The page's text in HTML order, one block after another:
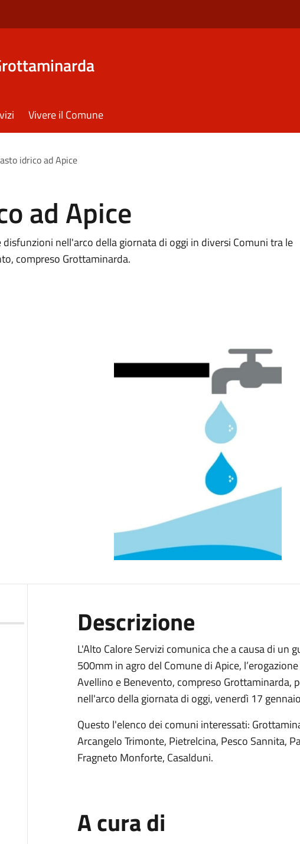
Vivere il Comune
idrico ad Apice
ad Apice
disfunzioni nell'arco della giornata di oggi in diversi Comuni tra le
compreso Grottaminarda.
Descrizione
L'Alto Calore Servizi comunica che a causa di
500mm in agro del Comune di Apice,
Avellino e Benevento, compreso Grottaminarda,
nell'arco della giornata di oggi, venerdì 17
Questo l'elenco dei comuni interessati:
Arcangelo Trimonte, Pietrelcina, Pesco Sannita,
Fragneto Monforte, Casalduni.
A cura di